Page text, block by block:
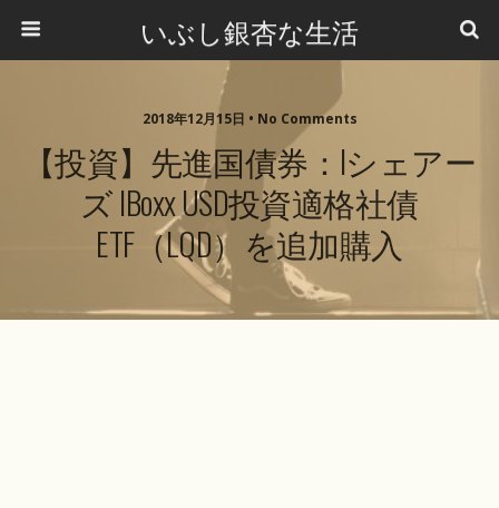
いぶし銀杏な生活
2018年12月15日 • No Comments
【投資】先進国債券：iシェアー
ズ IBoxx USD投資適格社債
ETF（LQD）を追加購入